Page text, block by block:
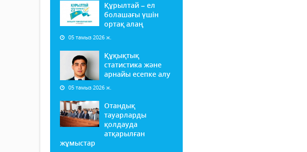
Құрылтай – ел
болашағы үшін
ортақ алаң
05 тамыз 2026 ж.
Құқықтық
статистика және
арнайы есепке алу
05 тамыз 2026 ж.
Отандық
тауарларды
қолдауда
атқарылған
жұмыстар